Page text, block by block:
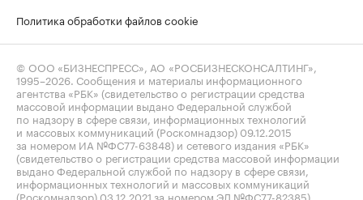
Политика обработки файлов cookie
© ООО «БИЗНЕСПРЕСС», АО «РОСБИЗНЕСКОНСАЛТИНГ»,
1995–2026 . Сообщения и материалы информационного
агентства «РБК» (свидетельство о регистрации средства
массовой информации выдано Федеральной службой
по надзору в сфере связи, информационных технологий
и массовых коммуникаций (Роскомнадзор) 09.12.2015
за номером ИА №ФС77-63848) и сетевого издания «РБК»
(свидетельство о регистрации средства массовой информации
выдано Федеральной службой по надзору в сфере связи,
информационных технологий и массовых коммуникаций
(Роскомнадзор) 03.12.2021 за номером ЭЛ №ФС77-82385)